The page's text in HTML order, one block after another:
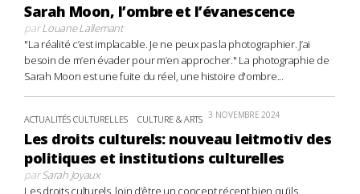
Sarah Moon, l’ombre et l’évanescence
parLouane Lallemant
"La réalité c’est implacable. Je ne peux pas la photographier. J’ai
besoin de m’en évader pour m’en approcher." La photographie de
Sarah Moon est une fuite du réel, une histoire d'ombre...
ACTUALITÉS CULTURELLES CULTURE & ARTS 3 NOVEMBRE 2024
Les droits culturels: nouveau leitmotiv des
politiques et institutions culturelles
parSarah Joyaux
Les droits culturels, loin d’être un concept récent bien qu’ils